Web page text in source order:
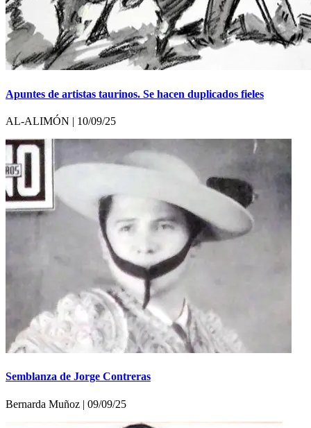
Apuntes de artistas taurinos. Se hacen duplicados fieles
AL-ALIMÓN | 10/09/25
Semblanza de Jorge Contreras
Bernarda Muñoz | 09/09/25